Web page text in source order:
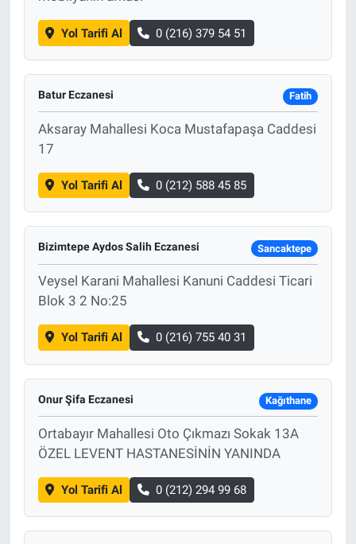
Yol Tarifi Al 0 (216) 379 54 51
Batur Eczanesi Fatih
Aksaray Mahallesi Koca Mustafapaşa Caddesi
17
Yol Tarifi Al 0 (212) 588 45 85
Bizimtepe Aydos Salih Eczanesi Sancaktepe
Veysel Karani Mahallesi Kanuni Caddesi Ticari
Blok 3 2 No:25
Yol Tarifi Al 0 (216) 755 40 31
Onur Şifa Eczanesi Kağıthane
Ortabayır Mahallesi Oto Çıkmazı Sokak 13A
ÖZEL LEVENT HASTANESİNİN YANINDA
Yol Tarifi Al 0 (212) 294 99 68